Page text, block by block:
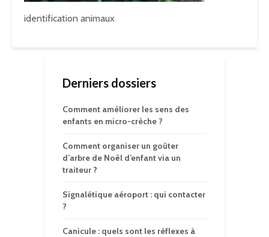
identification animaux
Derniers dossiers
Comment améliorer les sens des
enfants en micro-crèche ?
Comment organiser un goûter
d’arbre de Noël d’enfant via un
traiteur ?
Signalétique aéroport : qui contacter
?
Canicule : quels sont les réflexes à